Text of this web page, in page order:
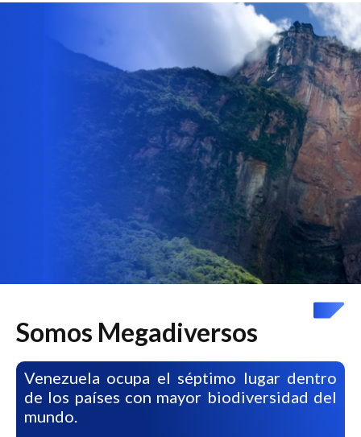
Somos Megadiversos
Venezuela ocupa el séptimo lugar dentro
de los países con mayor biodiversidad del
mundo.